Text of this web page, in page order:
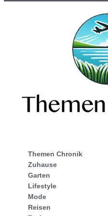
Themen Chronik
Zuhause
Garten
Lifestyle
Mode
Reisen